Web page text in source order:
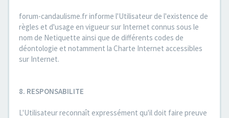
forum-candaulisme.fr informe l'Utilisateur de l'existence de
règles et d'usage en vigueur sur Internet connus sous le
nom de Netiquette ainsi que de différents codes de
déontologie et notamment la Charte Internet accessibles
sur Internet.
8. RESPONSABILITE
L'Utilisateur reconnaît expressément qu'il doit faire preuve